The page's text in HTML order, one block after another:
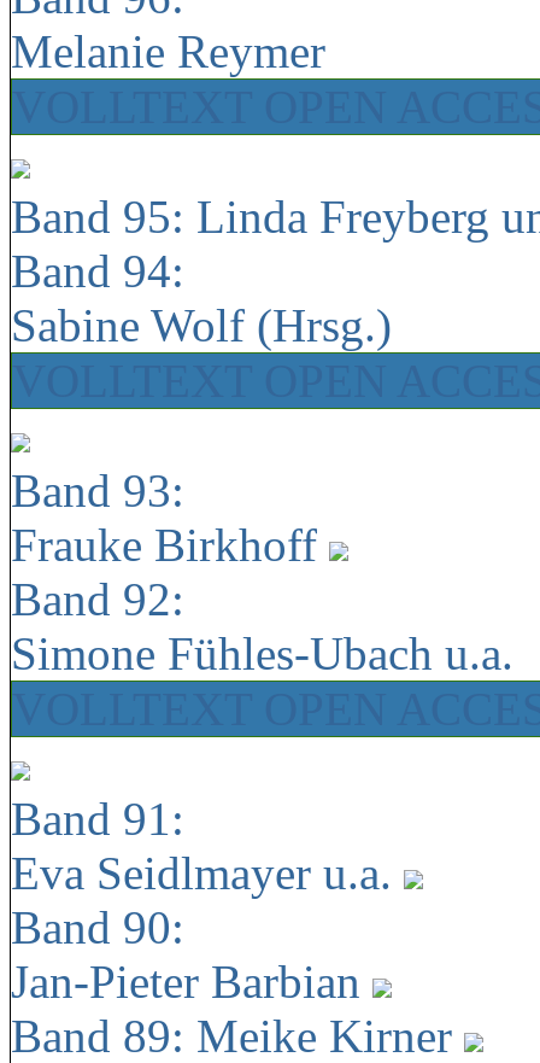
Melanie Reymer
Band 95: Linda Freyberg
Band 94:
Sabine Wolf (Hrsg.)
Band 93:
Frauke Birkhoff
Band 92:
Simone Fühles-Ubach u.a.
Band 91:
Eva Seidlmayer u.a.
Band 90:
Jan-Pieter Barbian
Band 89: Meike Kirner